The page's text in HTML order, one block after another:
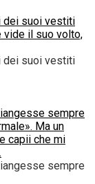
dei suoi vestiti
vide il suo volto,
dei suoi vestiti
sempre
Ma un
capii che mi
sempre